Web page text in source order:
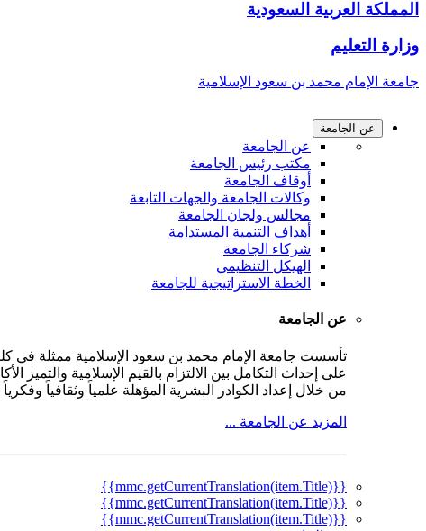
المملكة العربية السعودية
وزارة التعليم
جامعة الإمام محمد بن سعود الإسلامية
عن الجامعة
عن الجامعة
مكتب رئيس الجامعة
أوقاف الجامعة
وكالات الجامعة والجهات التابعة
مجالس ولجان الجامعة
أهداف التنمية المستدامة
شركاء الجامعة
الهيكل التنظيمي
الخطة الاستراتيجية للجامعة
عن الجامعة
على إحداث التكامل بين الالتزام بالقيم الإسلامية
من خلال إعداد الكوادر البشرية المؤهلة علمياً وثقافياً
المزيد عن الجامعة ...
{{mmc.getCurrentTranslation(item.Title)}}
{{mmc.getCurrentTranslation(item.Title)}}
{{mmc.getCurrentTranslation(item.Title)}}